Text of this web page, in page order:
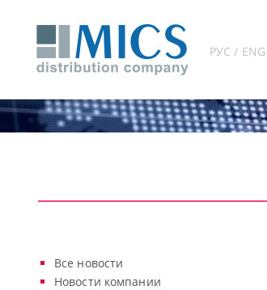
РУС / ENG
Все новости
Новости компании